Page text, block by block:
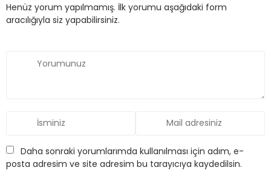
Henüz yorum yapılmamış. İlk yorumu aşağıdaki form
aracılığıyla siz yapabilirsiniz.
Daha sonraki yorumlarımda kullanılması için adım, e-
posta adresim ve site adresim bu tarayıcıya kaydedilsin.